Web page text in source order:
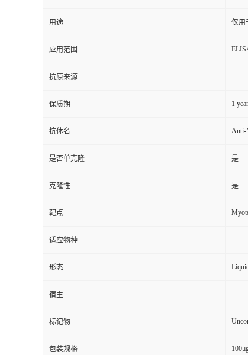
用途 仅用
应用范围
抗原来源
保质期 1 year
抗体名 Anti-
是否单克隆 是
克隆性 是
靶点
适应物种
形态
宿主
标记物
包装规格